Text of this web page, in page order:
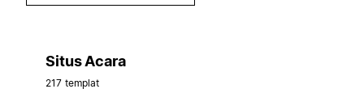
Situs Acara
217 templat